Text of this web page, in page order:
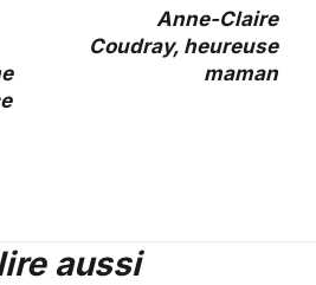
Anne-Claire
Coudray, heureuse
maman
aussi